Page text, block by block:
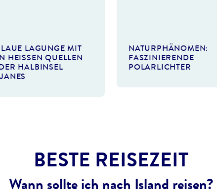
LAGUNGE MIT
HEISSEN QUELLEN A
HALBINSEL R
NATURPHÄNOMEN:
FASZINIERENDE
POLARLICHTER
BESTE REISEZEIT
Wann sollte ich nach Island reisen?